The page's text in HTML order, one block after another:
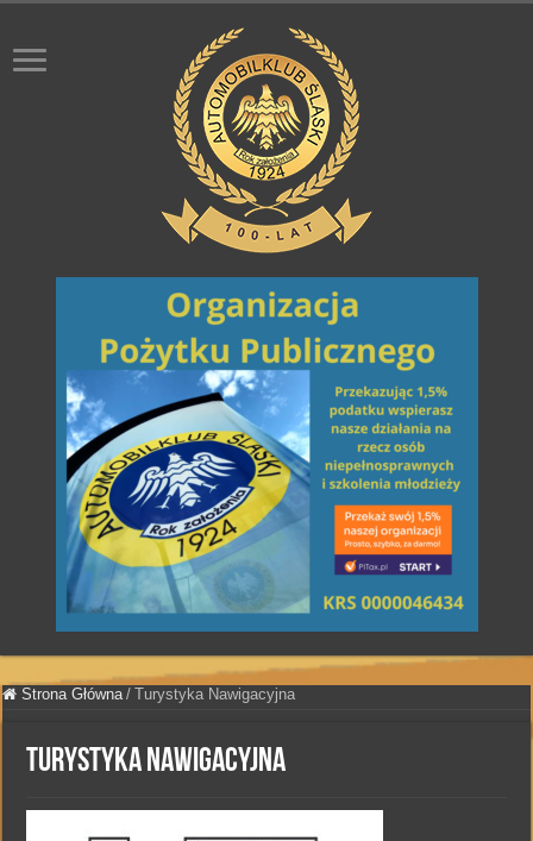
Strona Główna / Turystyka Nawigacyjna
Turystyka Nawigacyjna